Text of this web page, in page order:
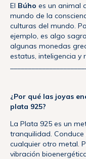
El Búho es un animal
mundo de la
culturas del mundo.
ejemplo, es algo
algunas monedas
estatus, inteligencia y
¿Por qué las joyas
plata 925?
La Plata 925 es un
tranquilidad.
cualquier otro metal.
vibración